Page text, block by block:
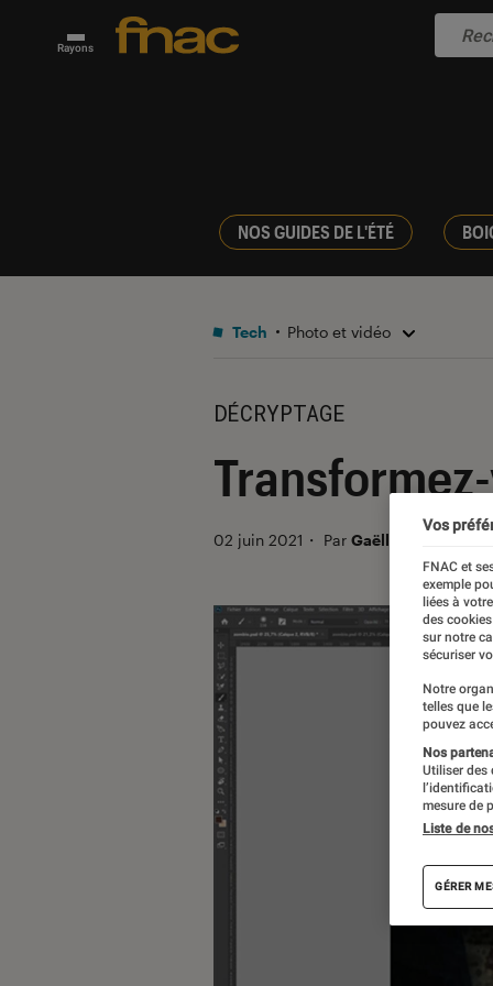
Rayons
NOS GUIDES DE L'ÉTÉ
Tech Photo et vidéo
DÉCRYPTAGE
02 juin 2021 ・ Par Gaëlle
Vos
FNAC et
exemple
liées à
des
sur notre
sécuriser
Notre
telles que
pouvez
Nos
Utiliser des
mesure de
Liste de
GÉRER